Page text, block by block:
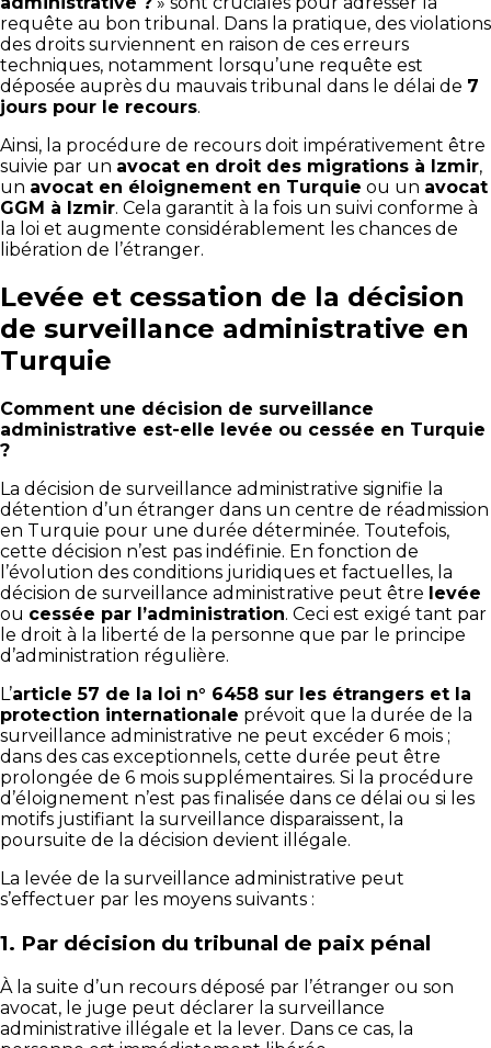
requête au bon tribunal. Dans la pratique, des violations
des droits surviennent en raison de ces erreurs
techniques, notamment lorsqu’une requête est
déposée auprès du mauvais tribunal dans le délai de 7
jours pour le recours.
Ainsi, la procédure de recours doit impérativement être
suivie par un avocat en droit des migrations à Izmir,
un avocat en éloignement en Turquie ou un avocat
GGM à Izmir. Cela garantit à la fois un suivi conforme à
la loi et augmente considérablement les chances de
libération de l’étranger.
Levée et cessation de la décision
de surveillance administrative en
Turquie
Comment une décision de surveillance
administrative est-elle levée ou cessée en Turquie
?
La décision de surveillance administrative signifie la
détention d’un étranger dans un centre de réadmission
en Turquie pour une durée déterminée. Toutefois,
cette décision n’est pas indéfinie. En fonction de
l’évolution des conditions juridiques et factuelles, la
décision de surveillance administrative peut être levée
ou cessée par l’administration. Ceci est exigé tant par
le droit à la liberté de la personne que par le principe
d’administration régulière.
L’article 57 de la loi n° 6458 sur les étrangers et la
protection internationale prévoit que la durée de la
surveillance administrative ne peut excéder 6 mois ;
dans des cas exceptionnels, cette durée peut être
prolongée de 6 mois supplémentaires. Si la procédure
d’éloignement n’est pas finalisée dans ce délai ou si les
motifs justifiant la surveillance disparaissent, la
poursuite de la décision devient illégale.
La levée de la surveillance administrative peut
s’effectuer par les moyens suivants :
1. Par décision du tribunal de paix pénal
À la suite d’un recours déposé par l’étranger ou son
avocat, le juge peut déclarer la surveillance
administrative illégale et la lever. Dans ce cas, la